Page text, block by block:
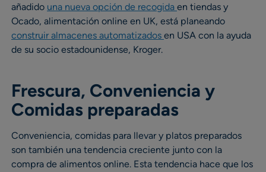
añadido una nueva opción de recogida en tiendas y
Ocado, alimentación online en UK, está planeando
construir almacenes automatizados en USA con la ayuda
de su socio estadounidense, Kroger.
Frescura, Conveniencia y
Comidas preparadas
Conveniencia, comidas para llevar y platos preparados
son también una tendencia creciente junto con la
compra de alimentos online. Esta tendencia hace que los